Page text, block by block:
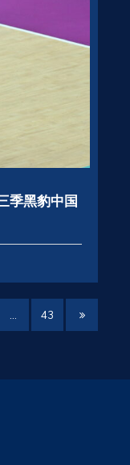
季黑豹中国
43